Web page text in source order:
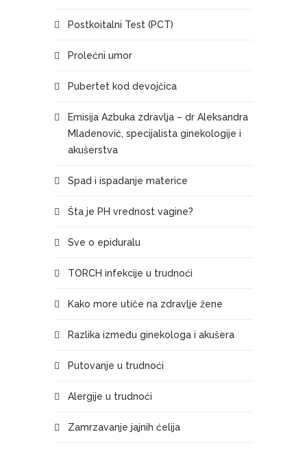
Postkoitalni Test (PCT)
Prolećni umor
Pubertet kod devojčica
Emisija Azbuka zdravlja – dr Aleksandra
Mladenović, specijalista ginekologije i
akušerstva
Spad i ispadanje materice
Šta je PH vrednost vagine?
Sve o epiduralu
TORCH infekcije u trudnoći
Kako more utiče na zdravlje žene
Razlika između ginekologa i akušera
Putovanje u trudnoći
Alergije u trudnoći
Zamrzavanje jajnih ćelija